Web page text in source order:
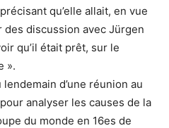
qu’elle allait, en vue
des discussion avec Jürgen
qu’il était prêt, sur le
».
d’une réunion au
analyser les causes de la
du monde en 16es de